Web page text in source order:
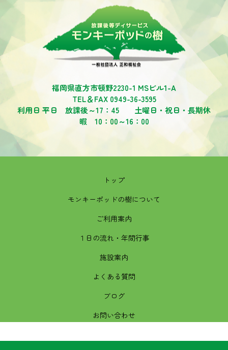
福岡県直方市頓野2230-1 MSビル1-A
TEL＆FAX 0949-36-3595
利用日 平日 放課後～17：45 土曜日・祝日・長期休
暇 10：00～16：00
トップ
モンキーポッドの樹について
ご利用案内
１日の流れ・年間行事
施設案内
よくある質問
ブログ
お問い合わせ